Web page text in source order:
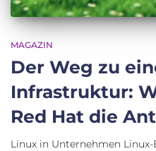
MAGAZIN
Der Weg zu
Infrastruktur:
Red Hat die
Linux in Unternehmen